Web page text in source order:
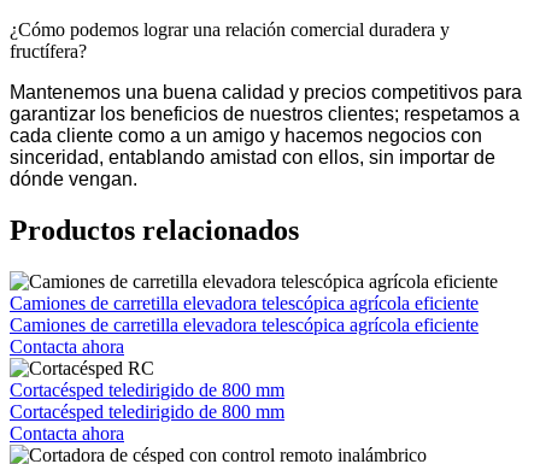
¿Cómo podemos lograr una relación comercial duradera y
fructífera?
Mantenemos una buena calidad y precios competitivos para
garantizar los beneficios de nuestros clientes; respetamos a
cada cliente como a un amigo y hacemos negocios con
sinceridad, entablando amistad con ellos, sin importar de
dónde vengan.
Productos relacionados
Camiones de carretilla elevadora telescópica agrícola eficiente
Camiones de carretilla elevadora telescópica agrícola eficiente
Contacta ahora
Cortacésped teledirigido de 800 mm
Cortacésped teledirigido de 800 mm
Contacta ahora